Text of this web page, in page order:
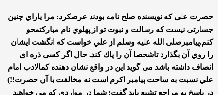
حضرت علی كه نويسنده صلح نامه بودند عرضكرد: مرا ياراي چنين
جسارتی نيست كه رسالت و نبوت تو از پهلوي نام مباركتمحو
كنم.پيامبرصلی الله علیه وسلم از علي خواست كه انگشت ايشان
را روي آن بگذارد تاشخصا آن را پاك كند. حال اگر کسی ذره ای
انصاف داشته باشد می گوید اين در واقع نشان دهنده كمالادب امام
علي نسبت به ساحت پيامبر اكرم است نه مخالفت با آن حضرت!!)
در پاسخ به مراجع تشیع باید گفت: شما در مواردی که می خواهید